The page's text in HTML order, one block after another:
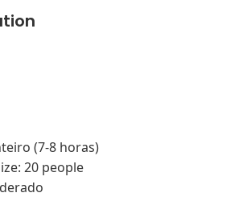
(7-8 horas)
20 people